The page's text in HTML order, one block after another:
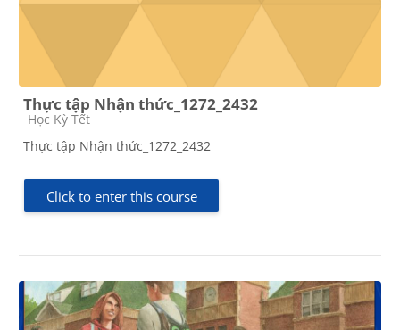
Thực tập Nhận thức_1272_2432
Course category
Học Kỳ Tết
Thực tập Nhận thức_1272_2432
Click to enter this course